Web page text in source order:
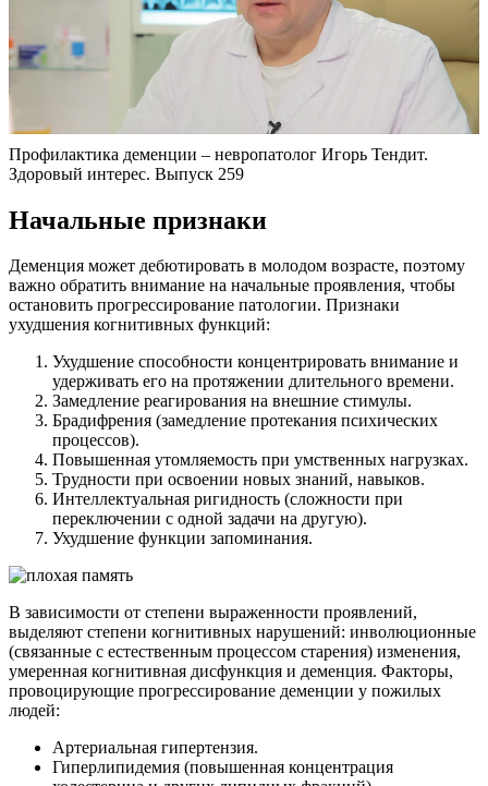
Профилактика деменции – невропатолог Игорь Тендит.
Здоровый интерес. Выпуск 259
Начальные признаки
Деменция может дебютировать в молодом возрасте, поэтому
важно обратить внимание на начальные проявления, чтобы
остановить прогрессирование патологии. Признаки
ухудшения когнитивных функций:
Ухудшение способности концентрировать внимание и
удерживать его на протяжении длительного времени.
Замедление реагирования на внешние стимулы.
Брадифрения (замедление протекания психических
процессов).
Повышенная утомляемость при умственных нагрузках.
Трудности при освоении новых знаний, навыков.
Интеллектуальная ригидность (сложности при
переключении с одной задачи на другую).
Ухудшение функции запоминания.
В зависимости от степени выраженности проявлений,
выделяют степени когнитивных нарушений: инволюционные
(связанные с естественным процессом старения) изменения,
умеренная когнитивная дисфункция и деменция. Факторы,
провоцирующие прогрессирование деменции у пожилых
людей:
Артериальная гипертензия.
Гиперлипидемия (повышенная концентрация